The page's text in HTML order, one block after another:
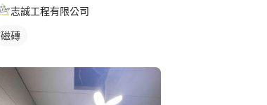
志誠工程有限公司
磁磚